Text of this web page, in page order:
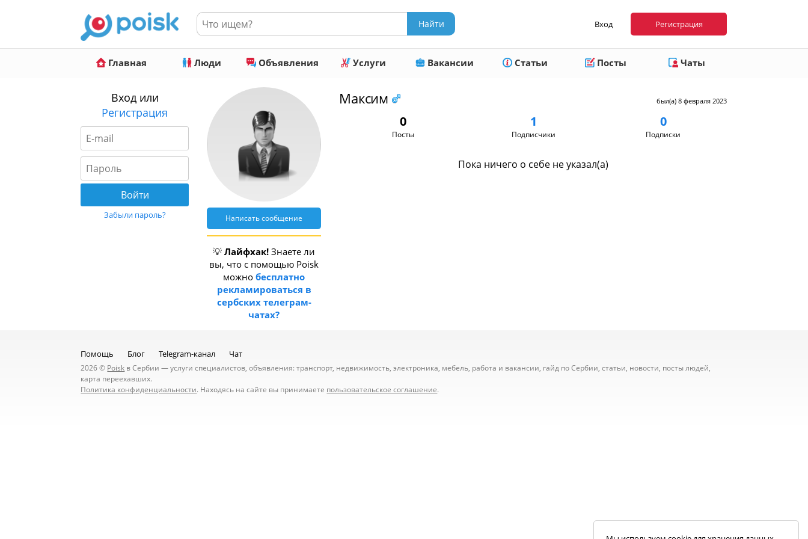
Вход Регистрация
Главная Люди Объявления Услуги Вакансии Статьи Посты Чаты
Вход или
Регистрация
Забыли пароль? Написать сообщение
💡Лайфхак! Знаете ли
вы, что с помощью Poisk
можнобесплатно
рекламироваться в
сербских телеграм-
чатах?
был(а) 8 февраля 2023
Максим
0
Посты
1
Подписчики
0
Подписки
Пока ничего о себе не указал(а)
Помощь Блог Telegram-канал Чат
2026 © Poisk в Сербии — услуги специалистов, объявления: транспорт, недвижимость, электроника, мебель, работа и вакансии, гайд по Сербии, статьи, новости, посты людей,
карта переехавших.
Политика конфиденциальности. Находясь на сайте вы принимаете пользовательское соглашение.